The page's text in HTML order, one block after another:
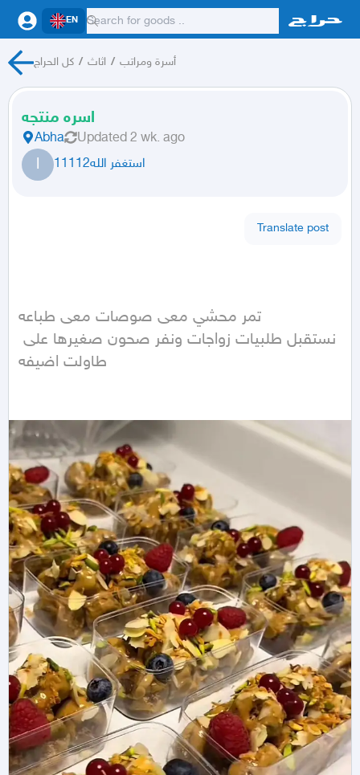
EN
كل الحراج / اثاث / أسرة ومراتب
اسره منتجه
Abha Updated 2 wk. ago
ا استغفر الله11112
Translate post
تمر محشي معى صوصات معى طباعه
طاولت اضيفه